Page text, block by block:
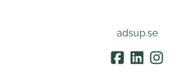
adsup.se